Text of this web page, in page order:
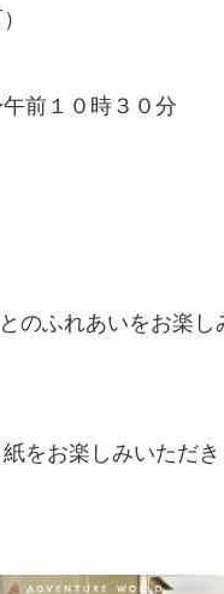
前１０時３０分
ふれあいをお楽し
をお楽しみいただき